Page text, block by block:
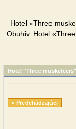
Hotel «Three
Obuhiv. Hotel
Hotel "Three musketeers"
« Predchádzajúci